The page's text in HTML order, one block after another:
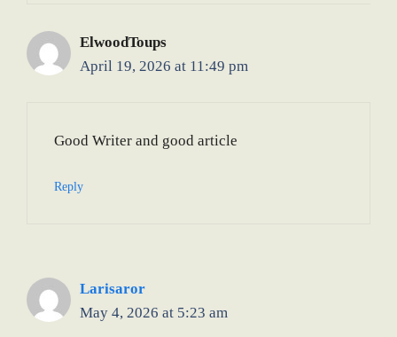
ElwoodToups
April 19, 2026 at 11:49 pm
Good Writer and good article
Reply
Larisaror
May 4, 2026 at 5:23 am